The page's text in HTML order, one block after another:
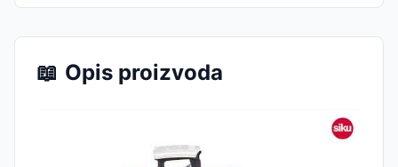
📖 Opis proizvoda